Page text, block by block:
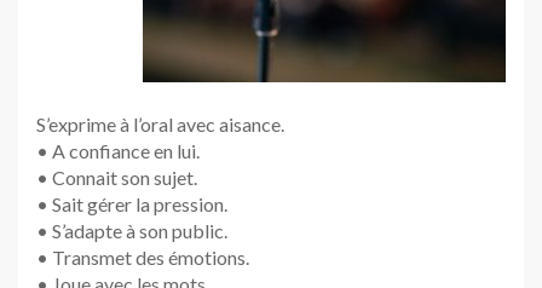
S’exprime à l’oral avec aisance.
• A confiance en lui.
• Connait son sujet.
• Sait gérer la pression.
• S’adapte à son public.
• Transmet des émotions.
• Joue avec les mots.